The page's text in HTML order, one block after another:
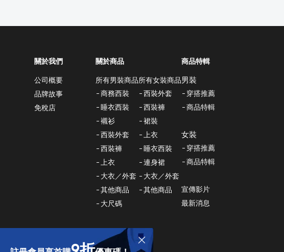
關於我們
公司概要
品牌故事
免稅店
關於商品
所有男裝商品
商務西裝
睡衣西裝
襯衫
西裝外套
西裝褲
上衣
大衣／外套
其他商品
大尺碼
所有女裝商品
西裝外套
西裝褲
裙裝
上衣
睡衣西裝
連身裙
大衣／外套
其他商品
商品特輯
男裝
穿搭推薦
商品特輯
女裝
穿搭推薦
商品特輯
宣傳影片
最新消息